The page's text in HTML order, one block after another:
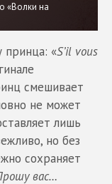
«Волки на
принца: «S’il vous
смешивает
не может
лишь
но без
сохраняет
вас…